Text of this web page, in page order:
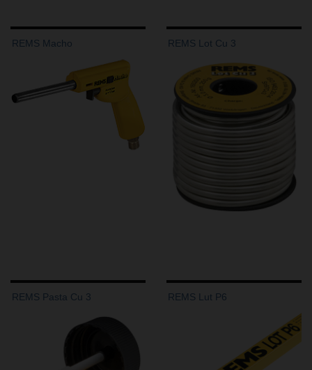
REMS Macho REMS Lot Cu 3
REMS Pasta Cu 3 REMS Lut P6